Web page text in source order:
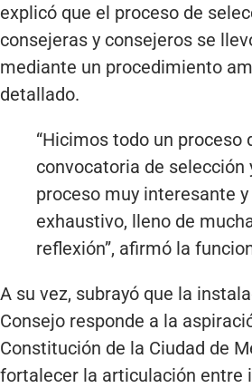
explicó que el proceso de
consejeras y consejeros se
mediante un procedimiento
detallado.
“Hicimos todo un proceso
convocatoria de selección
proceso muy interesante y
exhaustivo, lleno de
reflexión”, afirmó la
A su vez, subrayó que la
Consejo responde a la
Constitución de la Ciudad de
fortalecer la articulación entre